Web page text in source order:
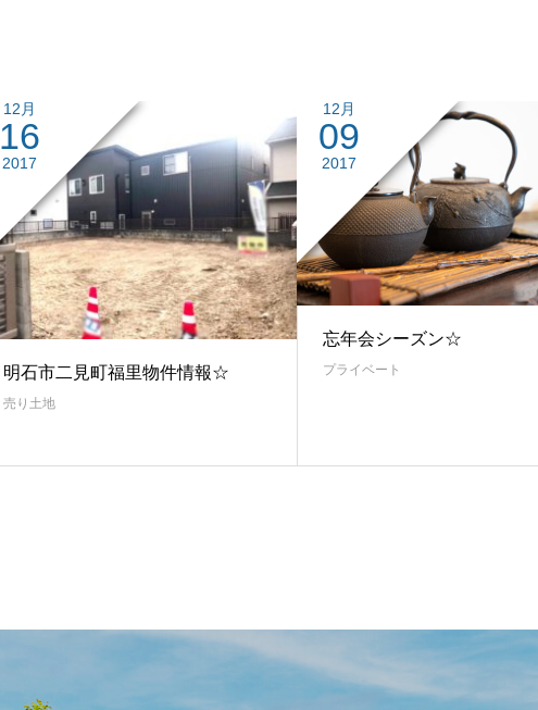
12月
16
2017
明石市二見町福里物件情報☆
売り土地
12月
09
2017
忘年会シーズン☆
プライベート